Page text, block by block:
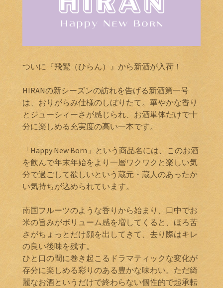
ついに『飛鸞（ひらん）』から新酒が入荷！
HIRANの新シーズンの訪れを告げる新酒第一号
は、おりがらみ仕様のしぼりたて。華やかな香り
とジューシィーさが感じられ、お酒単体だけで十
分に楽しめる充実度の高い一本です。
「Happy New Born」という商品名には、このお酒
を飲んで年末年始をより一層ワクワクと楽しい気
分で過ごして欲しいという蔵元・蔵人のあったか
い気持ちが込められています。
南国フルーツのような香りから始まり、口中でお
米の旨みがボリューム感を増してくると、ほろ苦
さがちょっとだけ顔を出してきて、去り際はキレ
の良い後味を残す。
ひと口の間に巻き起こるドラマティックな変化が
存分に楽しめる彩りのある豊かな味わい。ただ綺
麗なお酒というだけで終わらない個性的で起承転